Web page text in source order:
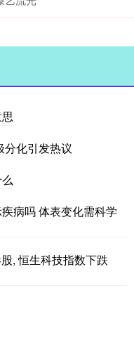
分化引发热议
病吗 体表变化需科学
, 恒生科技指数下跌